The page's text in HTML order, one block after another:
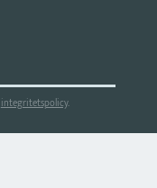
integritetspolicy.